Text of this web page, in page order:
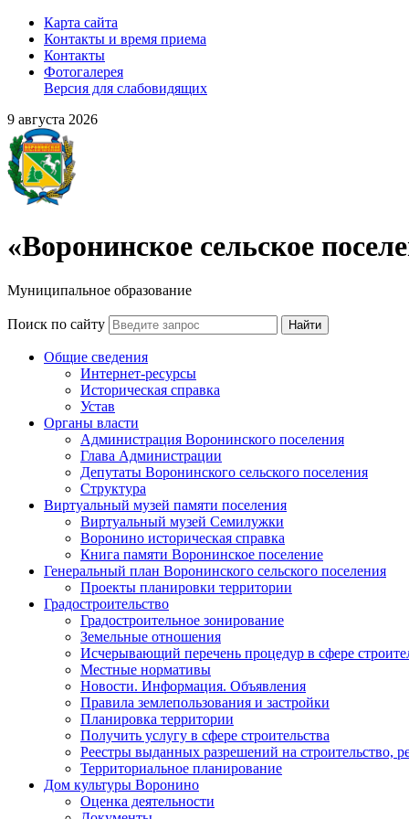
Карта сайта
Контакты и время приема
Контакты
Фотогалерея
Версия для слабовидящих
9 августа 2026
«Воронинское сельское
Муниципальное образование
Поиск по сайту Найти
Общие сведения
Интернет-ресурсы
Историческая справка
Устав
Органы власти
Администрация Воронинского поселения
Глава Администрации
Депутаты Воронинского сельского поселения
Структура
Виртуальный музей памяти поселения
Виртуальный музей Семилужки
Воронино историческая справка
Книга памяти Воронинское поселение
Генеральный план Воронинского сельского поселения
Проекты планировки территории
Градостроительство
Градостроительное зонирование
Земельные отношения
Исчерывающий перечень процедур в сфере
Местные нормативы
Новости. Информация. Объявления
Правила землепользования и застройки
Планировка территории
Получить услугу в сфере строительства
Реестры выданных разрешений на строительство,
Территориальное планирование
Дом культуры Воронино
Оценка деятельности